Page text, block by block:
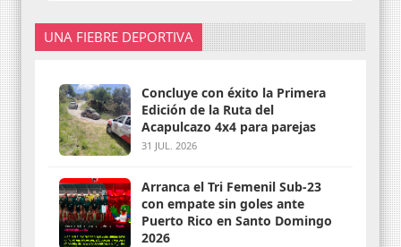
UNA FIEBRE DEPORTIVA
Concluye con éxito la Primera
Edición de la Ruta del
Acapulcazo 4x4 para parejas
31 JUL. 2026
Arranca el Tri Femenil Sub-23
con empate sin goles ante
Puerto Rico en Santo Domingo
2026